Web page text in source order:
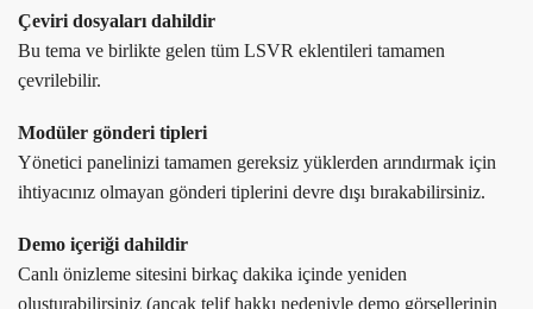
Çeviri dosyaları dahildir
Bu tema ve birlikte gelen tüm LSVR eklentileri tamamen
çevrilebilir.
Modüler gönderi tipleri
Yönetici panelinizi tamamen gereksiz yüklerden arındırmak için
ihtiyacınız olmayan gönderi tiplerini devre dışı bırakabilirsiniz.
Demo içeriği dahildir
Canlı önizleme sitesini birkaç dakika içinde yeniden
oluşturabilirsiniz (ancak telif hakkı nedeniyle demo görsellerinin